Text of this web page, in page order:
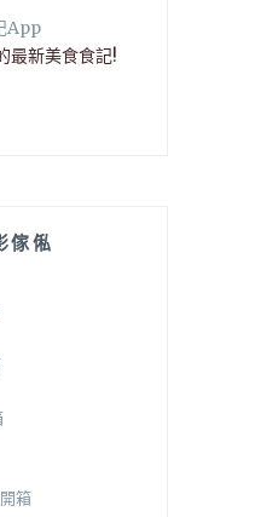
App
最新美食食記!
傢俬
開箱